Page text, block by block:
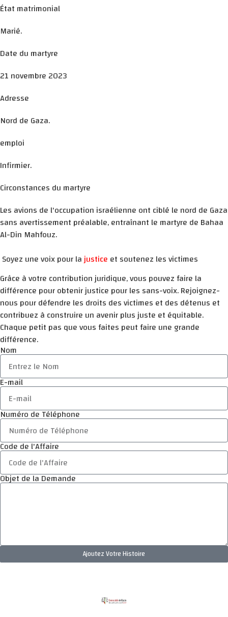
État matrimonial
Marié.
Date du martyre
21 novembre 2023
Adresse
Nord de Gaza.
emploi
Infirmier.
Circonstances du martyre
Les avions de l'occupation israélienne ont ciblé le nord de Gaza
sans avertissement préalable, entraînant le martyre de Bahaa
Al-Din Mahfouz.
Soyez une voix pour lajustice et soutenez les victimes
Grâce à votre contribution juridique, vous pouvez faire la
différence pour obtenir justice pour les sans-voix. Rejoignez-
nous pour défendre les droits des victimes et des détenus et
contribuez à construire un avenir plus juste et équitable.
Chaque petit pas que vous faites peut faire une grande
différence.
Nom
E-mail
Numéro de Téléphone
Code de l'Affaire
Objet de la Demande
Ajoutez Votre Histoire